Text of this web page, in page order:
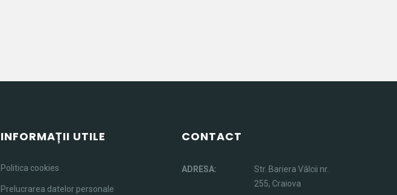
INFORMAȚII UTILE
Politica cookies
Prelucrarea datelor personale
CONTACT
ADRESA:
Str. Bariera Vâlcii nr.
255, Craiova